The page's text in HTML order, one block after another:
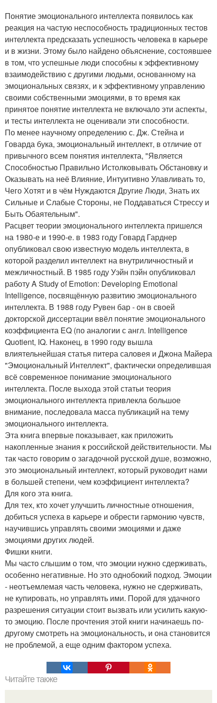
Понятие эмоционального интеллекта появилось как
реакция на частую неспособность традиционных тестов
интеллекта предсказать успешность человека в карьере
и в жизни. Этому было найдено объяснение, состоявшее
в том, что успешные люди способны к эффективному
взаимодействию с другими людьми, основанному на
эмоциональных связях, и к эффективному управлению
своими собственными эмоциями, в то время как
принятое понятие интеллекта не включало эти аспекты,
и тесты интеллекта не оценивали эти способности.
По менее научному определению с. Дж. Стейна и
Говарда бука, эмоциональный интеллект, в отличие от
привычного всем понятия интеллекта, "Является
Способностью Правильно Истолковывать Обстановку и
Оказывать на неё Влияние, Интуитивно Улавливать то,
Чего Хотят и в чём Нуждаются Другие Люди, Знать их
Сильные и Слабые Стороны, не Поддаваться Стрессу и
Быть Обаятельным".
Расцвет теории эмоционального интеллекта пришелся
на 1980-е и 1990-е. в 1983 году Говард Гарднер
опубликовал свою известную модель интеллекта, в
которой разделил интеллект на внутриличностный и
межличностный. В 1985 году Уэйн пэйн опубликовал
работу A Study of Emotion: Developing Emotional
Intelligence, посвящённую развитию эмоционального
интеллекта. В 1988 году Рувен бар - он в своей
докторской диссертации ввёл понятие эмоционального
коэффициента EQ (по аналогии с англ. Intelligence
Quotient, IQ. Наконец, в 1990 году вышла
влиятельнейшая статья питера саловея и Джона Майера
"Эмоциональный Интеллект", фактически определившая
всё современное понимание эмоционального
интеллекта. После выхода этой статьи теория
эмоционального интеллекта привлекла большое
внимание, последовала масса публикаций на тему
эмоционального интеллекта.
Эта книга впервые показывает, как приложить
накопленные знания к российской действительности. Мы
так часто говорим о загадочной русской душе, возможно,
это эмоциональный интеллект, который руководит нами
в большей степени, чем коэффициент интеллекта?
Для кого эта книга.
Для тех, кто хочет улучшить личностные отношения,
добиться успеха в карьере и обрести гармонию чувств,
научившись управлять своими эмоциями и даже
эмоциями других людей.
Фишки книги.
Мы часто слышим о том, что эмоции нужно сдерживать,
особенно негативные. Но это однобокий подход. Эмоции
- неотъемлемая часть человека, нужно не сдерживать,
не купировать, но управлять ими. Порой для удачного
разрешения ситуации стоит вызвать или усилить какую-
то эмоцию. После прочтения этой книги начинаешь по-
другому смотреть на эмоциональность, и она становится
не проблемой, а еще одним фактором успеха.
Читайте также